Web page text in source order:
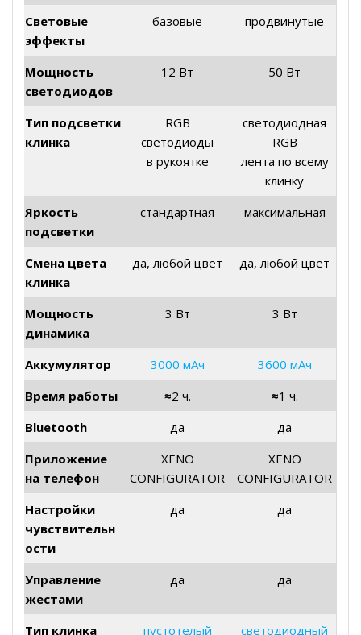
Световые
эффекты
базовые продвинутые
Мощность
светодиодов
12 Вт 50 Вт
Тип подсветки
клинка
RGB
светодиоды
в рукоятке
светодиодная
RGB
лента по всему
клинку
Яркость
подсветки
стандартная максимальная
Смена цвета
клинка
да, любой цвет да, любой цвет
Мощность
динамика
3 Вт 3 Вт
Аккумулятор 3000 мАч
3600 мАч
Время работы
≈2 ч. ≈1 ч.
Bluetooth
да
да
Приложение
на телефон
XENO
CONFIGURATOR
XENO
CONFIGURATOR
Настройки
чувствительн
ости
да да
Управление
жестами
да да
Тип клинка пустотелый
светодиодный